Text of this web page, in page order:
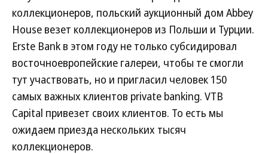
коллекционеров, польский аукционный дом Abbey
House везет коллекционеров из Польши и Турции.
Erste Bank в этом году не только субсидировал
восточноевропейские галереи, чтобы те смогли
тут участвовать, но и пригласил человек 150
самых важных клиентов private banking. VTB
Capital привезет своих клиентов. То есть мы
ожидаем приезда нескольких тысяч
коллекционеров.